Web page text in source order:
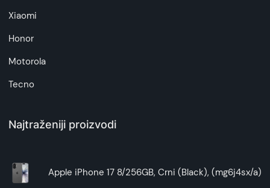
Xiaomi
Honor
Motorola
Tecno
Najtraženiji proizvodi
Apple iPhone 17 8/256GB, Crni (Black), (mg6j4sx/a)